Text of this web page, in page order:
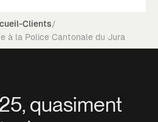
-Clients/
à la Police Cantonale du Jura
quasiment